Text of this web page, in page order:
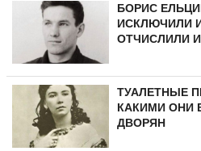
БОРИС
ИСКЛЮЧИЛИ
ОТЧИСЛИЛИ
ТУАЛЕТНЫЕ
КАКИМИ ОНИ
ДВОРЯН